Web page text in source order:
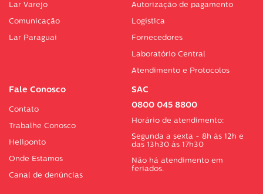
Lar Varejo
Comunicação
Lar Paraguai
Autorização de pagamento
Logística
Fornecedores
Laboratório Central
Atendimento e Protocolos
Fale Conosco
Contato
Trabalhe Conosco
Heliponto
Onde Estamos
Canal de denúncias
SAC
0800 045 8800
Horário de atendimento:
Segunda a sexta - 8h às 12h e
das 13h30 às 17h30
Não há atendimento em
feriados.